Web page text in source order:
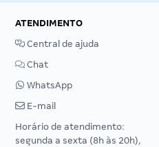
ATENDIMENTO
Central de ajuda
Chat
WhatsApp
E-mail
Horário de atendimento:
segunda a sexta (8h às 20h),